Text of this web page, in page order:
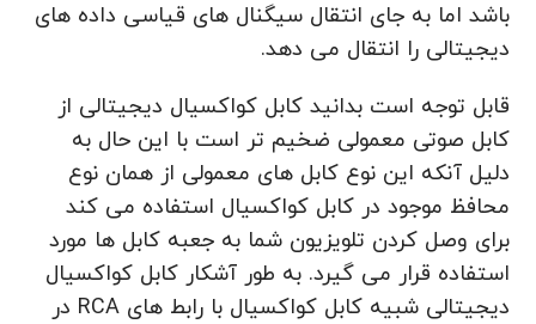
باشد اما به جای انتقال سیگنال های قیاسی داده های
دیجیتالی را انتقال می دهد.
قابل توجه است بدانید کابل کواکسیال دیجیتالی از
کابل صوتی معمولی ضخیم تر است با این حال به
دلیل آنکه این نوع کابل های معمولی از همان نوع
محافظ موجود در کابل کواکسیال استفاده می کند
برای وصل کردن تلویزیون شما به جعبه کابل ها مورد
استفاده قرار می گیرد. به طور آشکار کابل کواکسیال
دیجیتالی شبیه کابل کواکسیال با رابط های RCA در